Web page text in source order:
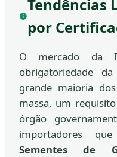
Tendências
por
O mercado da
obrigatoriedade
grande maioria
massa, um
órgão
importadores
Sementes de